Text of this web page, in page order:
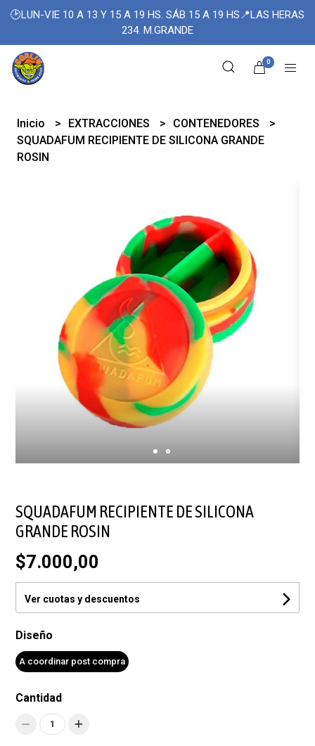
🕑LUN-VIE 10 A 13 Y 15 A 19 HS. SÁB 15 A 19 HS📍LAS HERAS
234. M.GRANDE
0
Inicio EXTRACCIONES
CONTENEDORES
SQUADAFUM RECIPIENTE DE SILICONA GRANDE
ROSIN
SQUADAFUM RECIPIENTE DE SILICONA
GRANDE ROSIN
$7.000,00
Ver cuotas y descuentos
Diseño
A coordinar post compra
Cantidad
1